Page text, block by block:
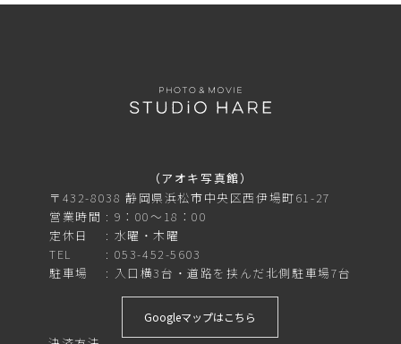
（アオキ写真館）
〒432-8038 静岡県浜松市中央区西伊場町61-27
営業時間
9：00～18：00
定休日
水曜・木曜
TEL
053-452-5603
駐車場
入口横3台・道路を挟んだ北側駐車場7台
Googleマップはこちら